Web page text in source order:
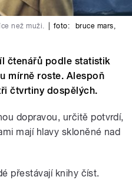
než muži. foto: bruce mars,
čtenářů podle statistik
mírně roste. Alespoň
čtvrtiny dospělých.
dopravou, určitě potvrdí,
mají hlavy skloněné nad
přestávají knihy číst.